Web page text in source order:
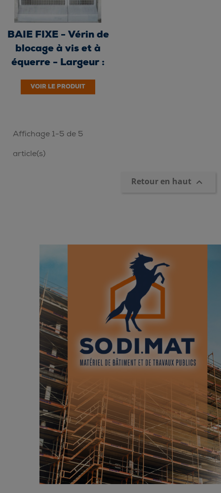
BAIE FIXE - Vérin de
blocage à vis et à
équerre - Largeur :
VOIR LE PRODUIT
Affichage 1-5 de 5
article(s)
Retour en haut 